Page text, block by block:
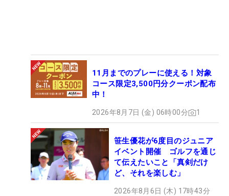
11月までのプレーに使える！対象
コース限定3,500円分クーポン配布
中！
2026年8月7日 (金) 06時00分 1
笹生優花が6度目のジュニア
イベント開催 ゴルフを通じ
て伝えたいこと「真剣だけ
ど、それを楽しむ」
2026年8月6日 (木) 17時43分